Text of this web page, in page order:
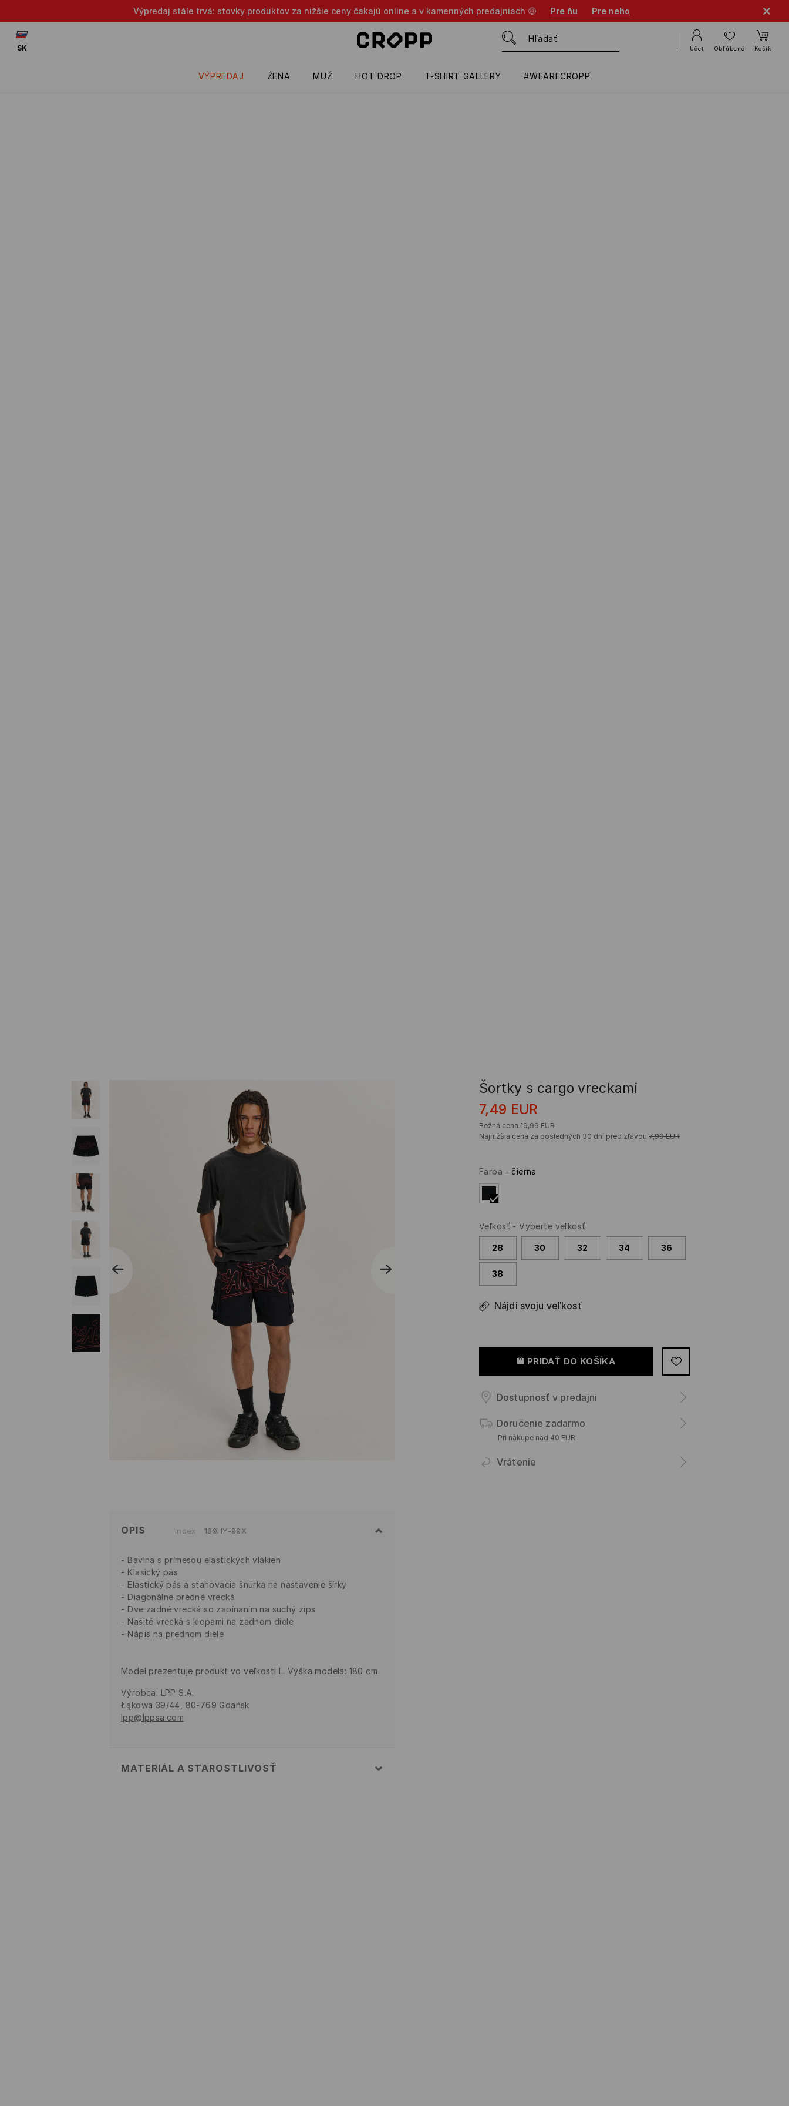
Výpredaj stále trvá: stovky produktov za nižšie ceny čakajú online a v kamenných predajniach 🤑 Pre ňu Pre neho
VÝPREDAJ ŽENA MUŽ HOT DROP T-SHIRT GALLERY #WEARECROPP
SK Účet Obľúbené Košík
Šortky s cargo vreckami
7,49 EUR
Bežná cena 19,99 EUR
Najnižšia cena za posledných 30 dní pred zľavou 7,99 EUR
Farba -čierna
Veľkosť-Vyberte veľkosť
28 30 32 34 36
38
Nájdi svoju veľkosť
PRIDAŤ DO KOŠÍKA
Dostupnosť v predajni
Doručenie zadarmo
Pri nákupe nad 40 EUR
Vrátenie
OPIS Index 189HY-99X
Bavlna s prímesou elastických vlákien
Klasický pás
Elastický pás a sťahovacia šnúrka na nastavenie šírky
Diagonálne predné vrecká
Dve zadné vrecká so zapínaním na suchý zips
Našité vrecká s klopami na zadnom diele
Nápis na prednom diele
Model prezentuje produkt vo veľkosti L. Výška modela: 180 cm
Výrobca: LPP S.A.
Łąkowa 39/44, 80-769 Gdańsk
lpp@lppsa.com
MATERIÁL A STAROSTLIVOSŤ